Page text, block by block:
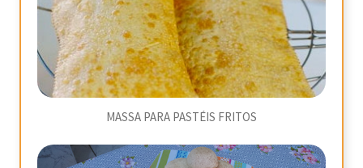
MASSA PARA PASTÉIS FRITOS